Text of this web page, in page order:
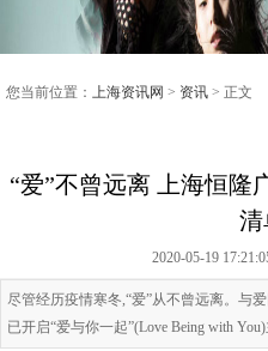
您当前位置： 上海资讯网 > 资讯 > 正文
“爱”不曾远离 上海恒隆
清
2020-05-19
尽管经历疫情寒冬,“爱”从不曾远离。与
已开启“爱与你一起”(Love Being with